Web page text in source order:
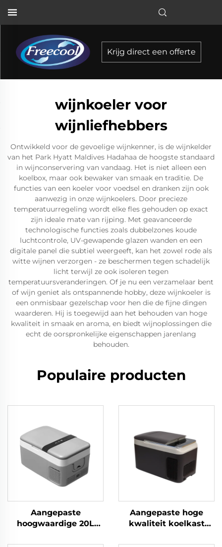
Krijg direct een offerte
wijnkoeler voor
wijnliefhebbers
Ontwikkeld voor de gevoelige wijnkenner, is de wijnkelder
van het Park Hyatt Maldives Hadahaa de hoogste standaard
in wijnconservering van vandaag. Het is niet alleen een
koelbox, maar ook bewaker van smaak en traditie. De
functies van een koeler voor voedsel en dranken zijn ook
aanwezig in onze wijnkoelers. Door precieze
temperatuurregeling wordt elke fles gehouden op exact
zijn ideale mate van rijping. Met geavanceerde
technologische functies zoals dubbelzones koude
luchtcontrole, UV-gewapende glazen wanden en een
digitale panel die subtiel weergeeft, kan het zowel rode als
witte wijnen verzorgen - ze beschermen tegen schadelijk
licht terwijl ze ook isoleren tegen
temperatuursveranderingen. Of je nu een verzamelaar bent
of wijn geniet als ontspannende hobby, deze wijnkoeler is
een onmisbaar gezelschap voor hen die de fijne dingen
waarderen. Hij is toegewijd aan het behouden van hoge
kwaliteit in smaak en aroma, en biedt wijnoplossingen die
echt de oorspronkelijke eigenschappen jarenlang
behouden.
Populaire producten
Aangepaste
hoogwaardige 20L
Aangepaste hoge
kwaliteit koelkast